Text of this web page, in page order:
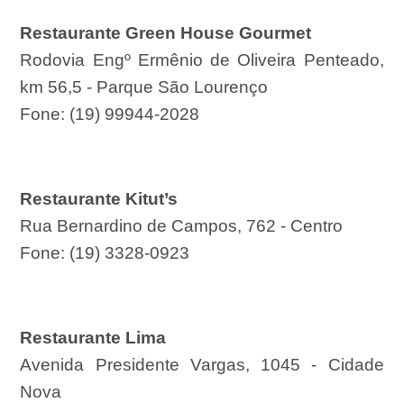
Restaurante Green House Gourmet
Rodovia Engº Ermênio de Oliveira Penteado,
km 56,5 - Parque São Lourenço
Fone: (19) 99944-2028
Restaurante Kitut’s
Rua Bernardino de Campos, 762 - Centro
Fone: (19) 3328-0923
Restaurante Lima
Avenida Presidente Vargas, 1045 - Cidade
Nova